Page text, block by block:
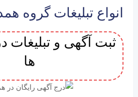
انواع تبلیغات گروه
ثبت آگهی و تبلیغات
ها